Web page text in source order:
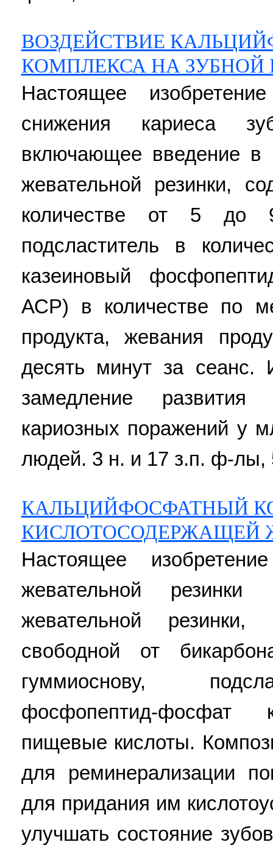
ВОЗДЕЙСТВИЕ
КОМПЛЕКСА НА ЗУБНОЙ
Настоящее
снижения кариеса
включающее введение в
жевательной резинки,
количестве от 5 до
подсластитель в
казеиновый
АСР) в количестве по
продукта, жевания
десять минут за сеанс.
замедление
кариозных поражений у
людей. 3 н. и 17 з.п. ф-лы,
КАЛЬЦИЙФОСФАТНЫЙ
КИСЛОТОСОДЕРЖАЩЕЙ
Настоящее
жевательной
жевательной
свободной от
гуммиоснову,
фосфопептид-
пищевые кислоты.
для реминерализации
для придания им
улучшать состояние